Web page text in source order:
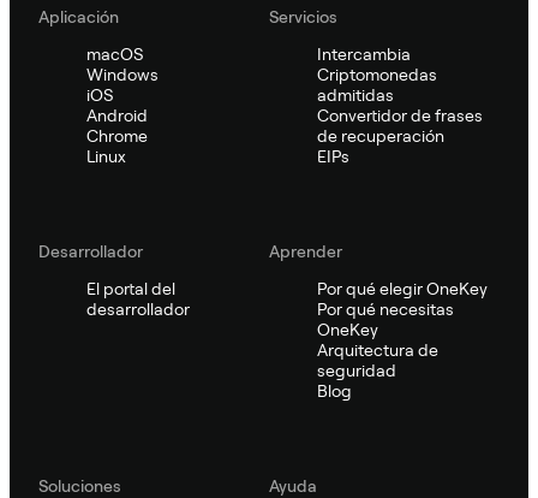
Aplicación
macOS
Windows
iOS
Android
Chrome
Linux
Servicios
Intercambia
Criptomonedas
admitidas
Convertidor de frases
de recuperación
EIPs
Desarrollador
El portal del
desarrollador
Aprender
Por qué elegir OneKey
Por qué necesitas
OneKey
Arquitectura de
seguridad
Blog
Soluciones
Ayuda